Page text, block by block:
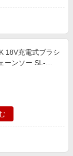
18V充電式ブラシ
ーンソー SL-